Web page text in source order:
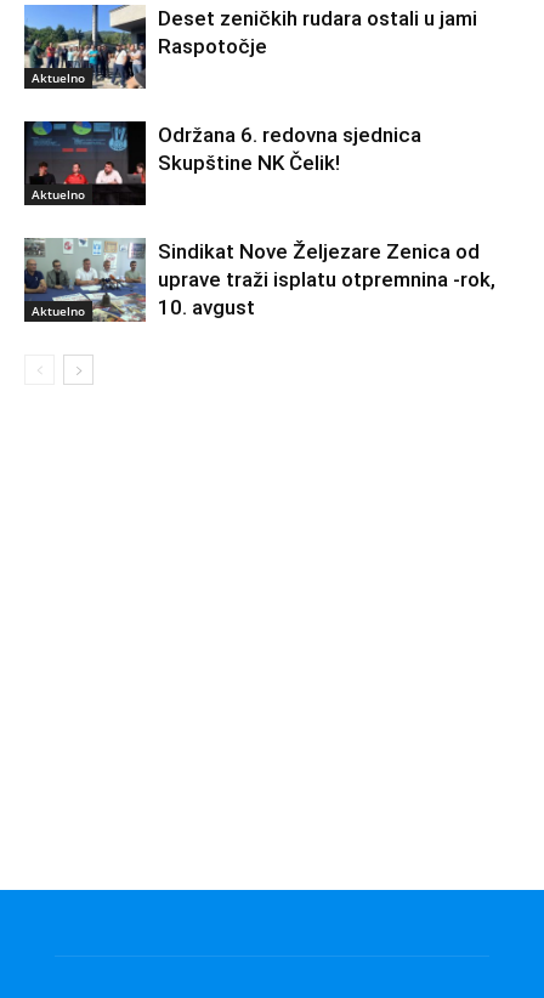
Aktuelno
Deset zeničkih rudara ostali u jami
Raspotočje
Aktuelno
Održana 6. redovna sjednica
Skupštine NK Čelik!
Aktuelno
Sindikat Nove Željezare Zenica od
uprave traži isplatu otpremnina -rok,
10. avgust